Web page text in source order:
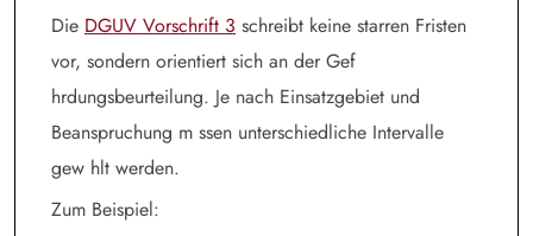
Die DGUV Vorschrift 3 schreibt keine starren Fristen
vor, sondern orientiert sich an der Gef
hrdungsbeurteilung. Je nach Einsatzgebiet und
Beanspruchung m ssen unterschiedliche Intervalle
gew hlt werden.
Zum Beispiel: